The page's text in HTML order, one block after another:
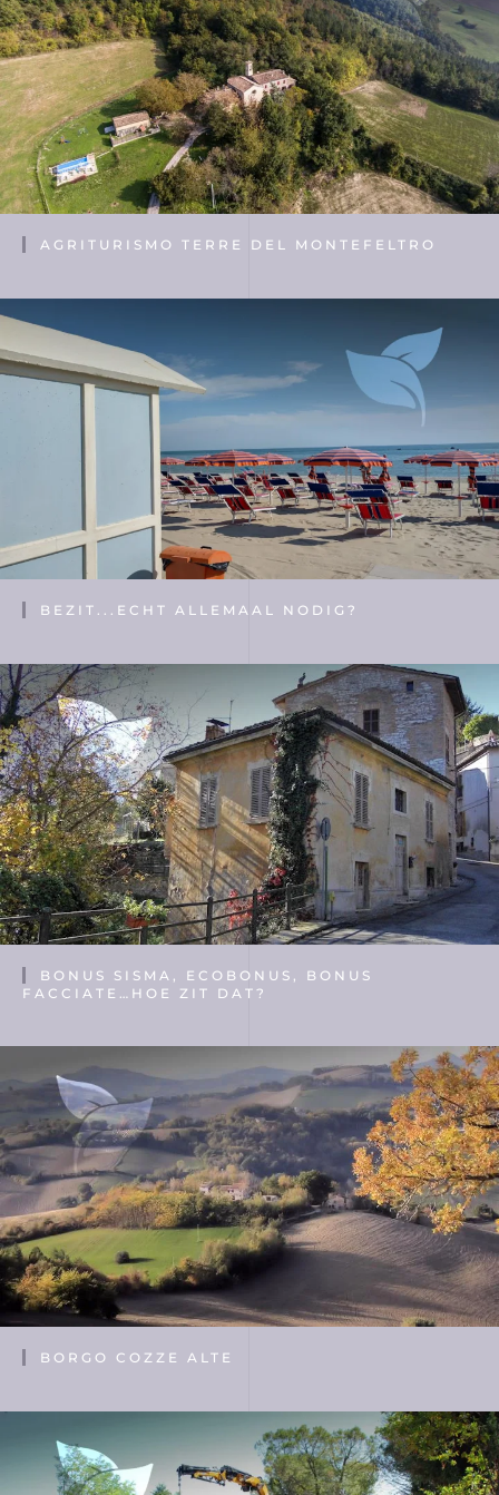
AGRITURISMO TERRE DEL MONTEFELTRO
BEZIT...ECHT ALLEMAAL NODIG?
BONUS SISMA, ECOBONUS, BONUS
FACCIATE…HOE ZIT DAT?
BORGO COZZE ALTE